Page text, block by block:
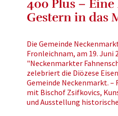
400 Plus –
Gestern in das
Die Gemeinde
Fronleichnam, am 19. Juni
"Neckenmarkter
zelebriert die Diözese
Gemeinde Neckenmarkt.
mit Bischof Zsifkovics,
und Ausstellung